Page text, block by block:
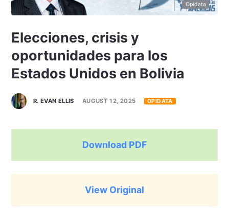
Opidata
Elecciones, crisis y
oportunidades para los
Estados Unidos en Bolivia
R. EVAN ELLIS AUGUST 12, 2025 OPIDATA
Download PDF
View Original